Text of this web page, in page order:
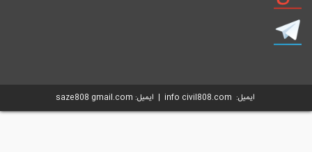
ایمیل: info civil808.com | ایمیل: saze808 gmail.com